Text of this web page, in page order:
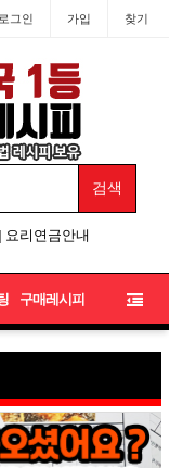
로그인 가입 찾기
| 요리연금안내
구매레시피